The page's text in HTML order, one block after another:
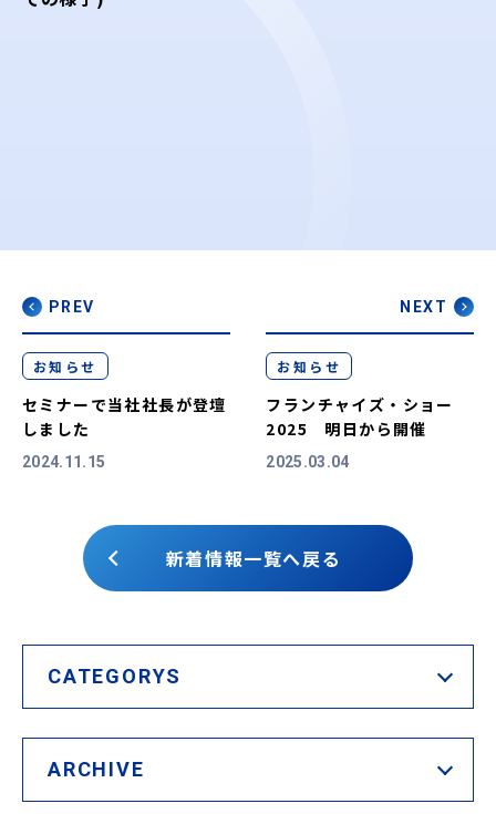
CATEGORYS
ARCHIVE
PREV
2024.11.15
お知らせ
セミナーで当社社長が登壇
しました
新着情報一覧へ戻る
NEXT
2025.03.04
お知らせ
フランチャイズ・ショー
2025 明日から開催